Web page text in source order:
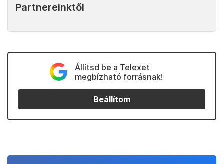
Partnereinktől
Állítsd be a Telexet
megbízható forrásnak!
Beállítom